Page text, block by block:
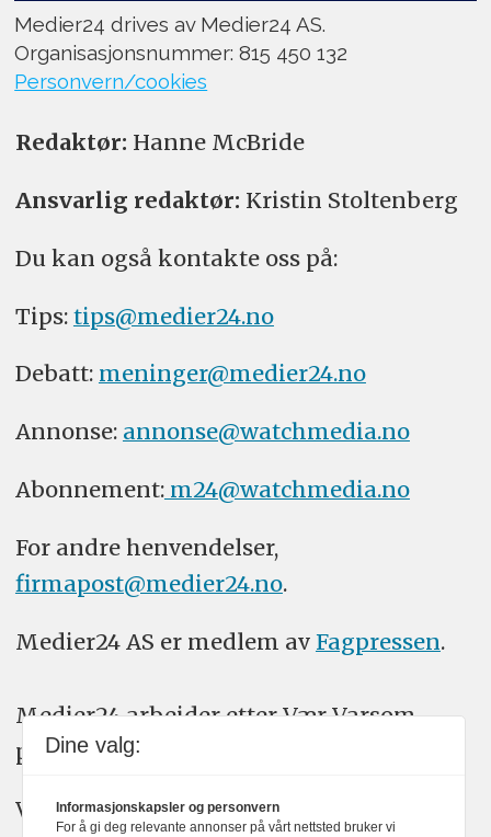
Medier24 drives av Medier24 AS.
Organisasjonsnummer: 815 450 132
Personvern/cookies
Redaktør: Hanne McBride
Ansvarlig redaktør: Kristin Stoltenberg
Du kan også kontakte oss på:
Tips: tips@medier24.no
Debatt: meninger@medier24.no
Annonse: annonse@watchmedia.no
Abonnement:m24@watchmedia.no
For andre henvendelser,
firmapost@medier24.no.
Medier24 AS er medlem av Fagpressen.
Medier24 arbeider etter Vær Varsom-
plakatens regler for god presseskikk.
Vi bruker KI-verktøy som ChatGPT,
Dine valg:
Informasjonskapsler og personvern
For å gi deg relevante annonser på vårt nettsted bruker vi